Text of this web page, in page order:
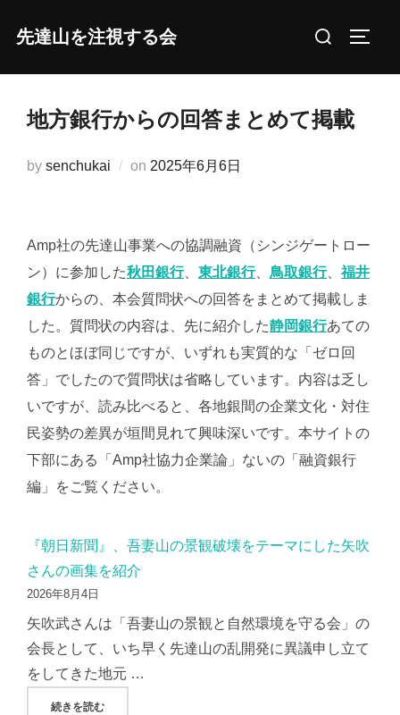
先達山を注視する会
検
対
地方銀行からの回答まとめて掲載
by senchukai on 投
2025年6月6日
Amp社の先達山事業への協調融資（シンジゲートロー
ン）に参加した秋田銀行、 東北銀行、 鳥取銀行、 福井
銀行からの、本会質問状への回答をまとめて掲載しま
した。質問状の内容は、先に紹介した静岡銀行あての
ものとほぼ同じですが、いずれも実質的な「ゼロ回
答」でしたので質問状は省略しています。内容は乏し
いですが、読み比べると、各地銀間の企業文化・対住
民姿勢の差異が垣間見れて興味深いです。本サイトの
下部にある「Amp社協力企業論」ないの「融資銀行
編」をご覧ください。
『朝日新聞』、吾妻山の景観破壊をテーマにした矢吹
さんの画集を紹介
2026年8月4日
矢吹武さんは「吾妻山の景観と自然環境を守る会」の
会長として、いち早く先達山の乱開発に異議申し立て
をしてきた地元 …
続きを読む"『朝日新聞』、吾妻山の景観破壊をテーマにした矢吹さん